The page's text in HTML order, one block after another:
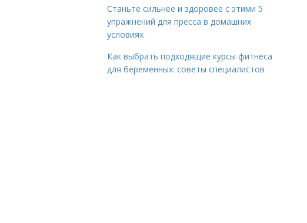
Станьте сильнее и здоровее с этими 5
упражнений для пресса в домашних
условиях
Как выбрать подходящие курсы фитнеса
для беременных: советы специалистов